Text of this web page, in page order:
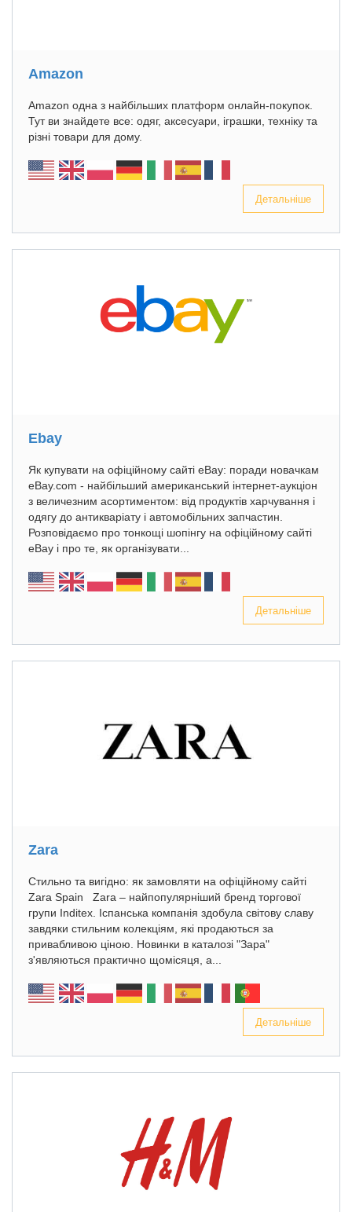
Amazon
Amazon одна з найбільших платформ онлайн-покупок.
Тут ви знайдете все: одяг, аксесуари, іграшки, техніку та
різні товари для дому.
Детальніше
Ebay
Як купувати на офіційному сайті eBay: поради новачкам
eBay.com - найбільший американський інтернет-аукціон
з величезним асортиментом: від продуктів харчування і
одягу до антикваріату і автомобільних запчастин.
Розповідаємо про тонкощі шопінгу на офіційному сайті
eBay і про те, як організувати...
Детальніше
Zara
Стильно та вигідно: як замовляти на офіційному сайті
Zara Spain Zara – найпопулярніший бренд торгової
групи Inditex. Іспанська компанія здобула світову славу
завдяки стильним колекціям, які продаються за
привабливою ціною. Новинки в каталозі "Зара"
з'являються практично щомісяця, а...
Детальніше